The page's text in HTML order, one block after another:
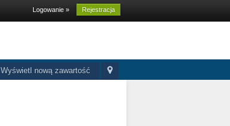
Logowanie » Rejestracja
Wyświetl nową zawartość